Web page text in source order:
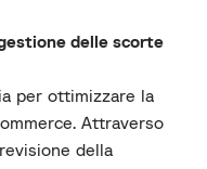
delle scorte
per ottimizzare la
Attraverso
della